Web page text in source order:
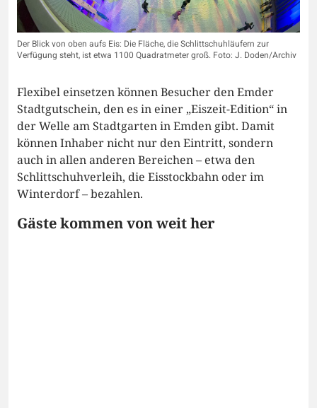
Der Blick von oben aufs Eis: Die Fläche, die Schlittschuhläufern zur
Verfügung steht, ist etwa 1100 Quadratmeter groß. Foto: J. Doden/Archiv
Flexibel einsetzen können Besucher den Emder
Stadtgutschein, den es in einer „Eiszeit-Edition“ in
der Welle am Stadtgarten in Emden gibt. Damit
können Inhaber nicht nur den Eintritt, sondern
auch in allen anderen Bereichen – etwa den
Schlittschuhverleih, die Eisstockbahn oder im
Winterdorf – bezahlen.
Gäste kommen von weit her